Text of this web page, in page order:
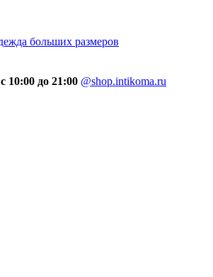
с 10:00 до 21:00 @shop.intikoma.ru